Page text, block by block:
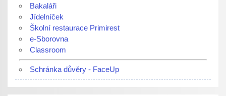
Bakaláři
Jídelníček
Školní restaurace Primirest
e-Sborovna
Classroom
Schránka důvěry - FaceUp